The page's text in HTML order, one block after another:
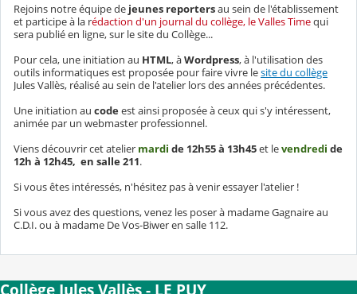
Rejoins notre équipe de jeunes reportersau sein de l'établissement
et participe à la rédaction d'un journal du collège, le Valles Timequi
sera publié en ligne, sur le site du Collège...
Pour cela, une initiation au HTML, àWordpress, à l'utilisation des
outils informatiques est proposée pour faire vivre lesite du collège
Jules Vallès, réalisé au sein de l'atelier lors des années précédentes.
Une initiation au codeest ainsi proposée à ceux qui s'y intéressent,
animée par un webmaster professionnel.
Viens découvrir cet atelier mardi de 12h55 à 13h45et levendredi de
12h à 12h45, en salle 211.
Si vous êtes intéressés, n'hésitez pas à venir essayer l'atelier !
Si vous avez des questions, venez les poser à madame Gagnaire au
C.D.I. ou à madame De Vos-Biwer en salle 112.
Collège Jules Vallès - LE PUY